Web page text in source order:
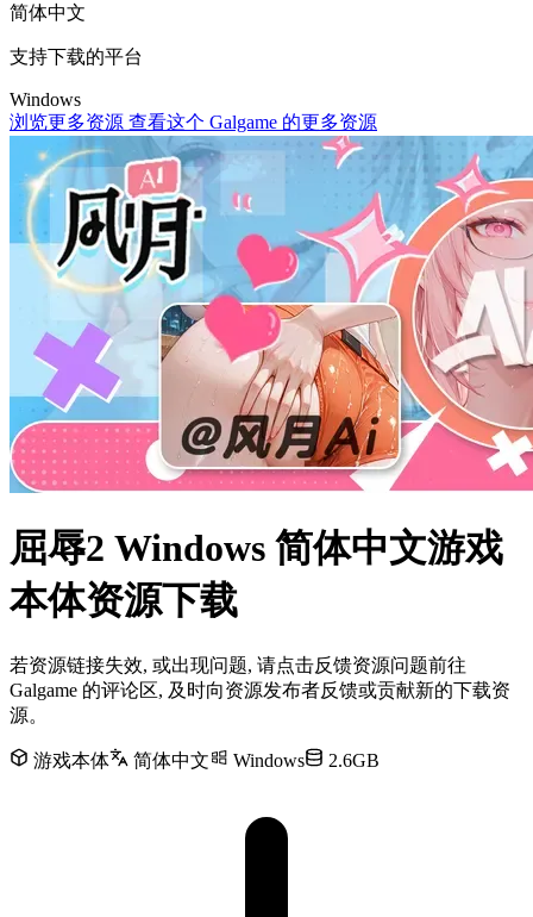
简体中文
支持下载的平台
Windows
浏览更多资源 查看这个 Galgame 的更多资源
屈辱2 Windows 简体中文游戏
本体资源下载
若资源链接失效, 或出现问题, 请点击反馈资源问题前往
Galgame 的评论区, 及时向资源发布者反馈或贡献新的下载资
源。
游戏本体 简体中文 Windows 2.6GB